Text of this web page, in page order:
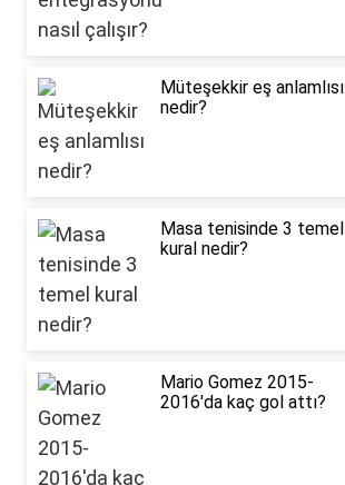
Müteşekkir eş anlamlısı
nedir?
Masa tenisinde 3 temel
kural nedir?
Mario Gomez 2015-
2016'da kaç gol attı?